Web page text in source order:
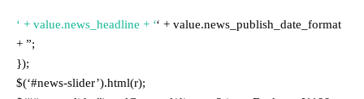
‘ + value.news_headline + ‘‘ + value.news_publish_date_format
+ ”;
});
$(‘#news-slider’).html(r);